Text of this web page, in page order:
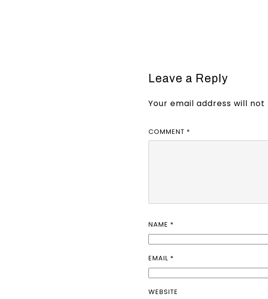
Leave a Reply
Your email address will not
COMMENT *
NAME *
EMAIL *
WEBSITE